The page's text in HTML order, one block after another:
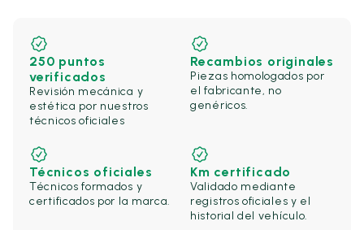
250 puntos
verificados
Revisión mecánica y
estética por nuestros
técnicos oficiales
Recambios originales
Piezas homologados por
el fabricante, no
genéricos.
Técnicos oficiales
Técnicos formados y
certificados por la marca.
Km certificado
Validado mediante
registros oficiales y el
historial del vehículo.